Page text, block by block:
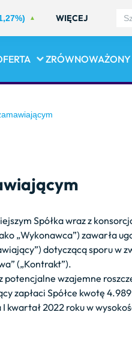
WIĘCEJ
Spółka wraz z
„Wykonawca”) zawarła
dotyczącą sporu w
(„Kontrakt”).
wzajemne
zapłaci Spółce kwotę
kwartał 2022 roku w